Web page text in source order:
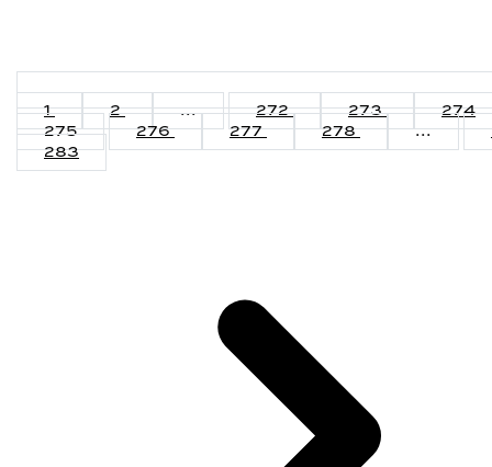
1 2 ... 272 273
274
275
276 277 278 ...
283